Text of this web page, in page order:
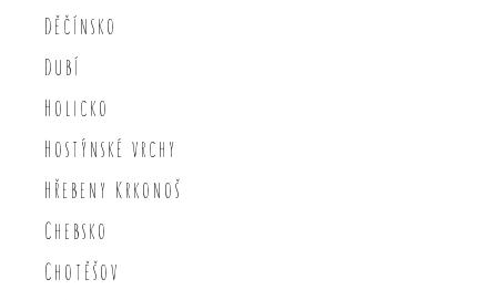
Děčínsko
Dubí
Holicko
Hostýnské vrchy
Hřebeny Krkonoš
Chebsko
Chotěšov